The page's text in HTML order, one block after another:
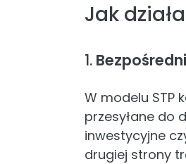
Jak
1.
W modelu STP
przesyłane do
inwestycyjne
drugiej strony